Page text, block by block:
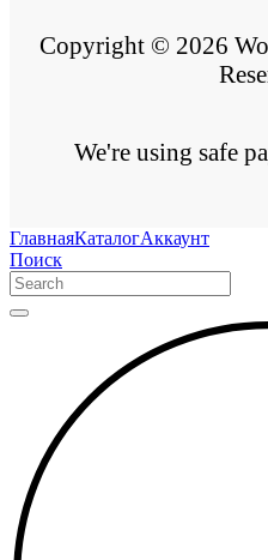
Copyright © 2026
We're using safe
ГлавнаяКаталогАккаунт
Поиск